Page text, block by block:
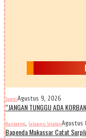
JambiAgustus 9, 2026
“JANGAN TUNGGU ADA
Bantaeng, Sulawesi SelatanAgustus
Bapenda Makassar Catat